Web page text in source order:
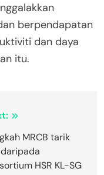
berpendapatan
dan daya
itu.
MRCB tarik
HSR KL-SG